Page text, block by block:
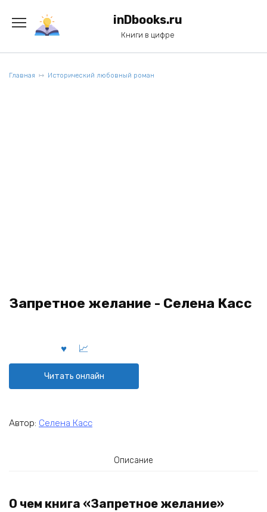
содержанию
inDbooks.ru
Книги в цифре
Главная Исторический любовный роман
Запретное желание - Селена Касс
Читать онлайн
Автор: Селена Касс
Описание
О чем книга «Запретное желание»